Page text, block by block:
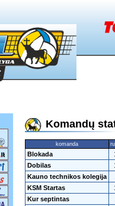
Komandų
komanda
Blokada
Dobilas
Kauno technikos kolegija
KSM Startas
Kur septintas